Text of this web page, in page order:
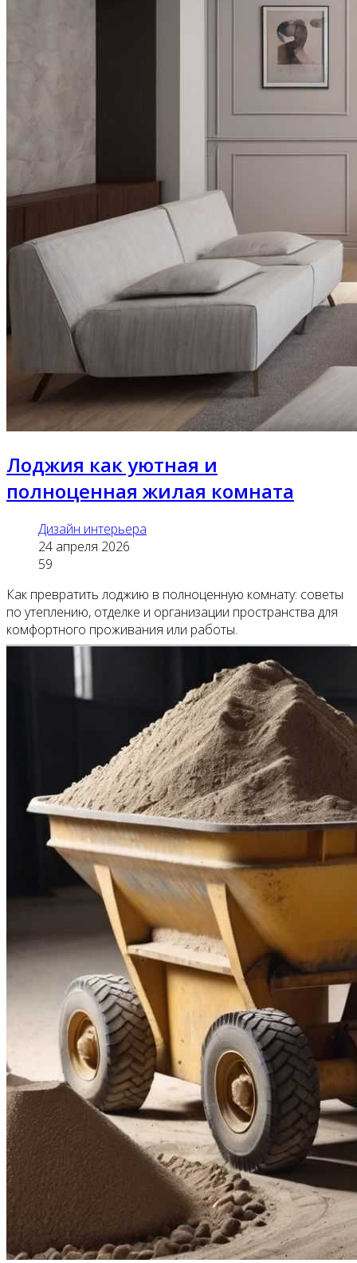
Лоджия как уютная и
полноценная жилая комната
Дизайн интерьера
24 апреля 2026
59
Как превратить лоджию в полноценную комнату: советы
по утеплению, отделке и организации пространства для
комфортного проживания или работы.